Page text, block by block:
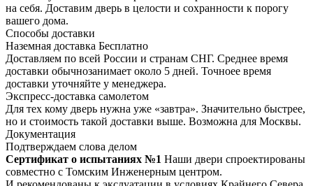
на себя. Доставим дверь в целости и сохранности к порогу
вашего дома.
Способы доставки
Наземная доставка Бесплатно
Доставляем по всей России и странам СНГ. Среднее время
доставки обычнозанимает около 5 дней. Точноее время
доставки уточняйте у менеджера.
Экспресс-доставка самолетом
Для тех кому дверь нужна уже «завтра». Значительно быстрее,
но и стоимость такой доставки выше. Возможна для Москвы.
Документация
Подтверждаем слова делом
Сертификат о испытаниях №1 Наши двери спроектированы
совместно с Томским Инженерным центром.